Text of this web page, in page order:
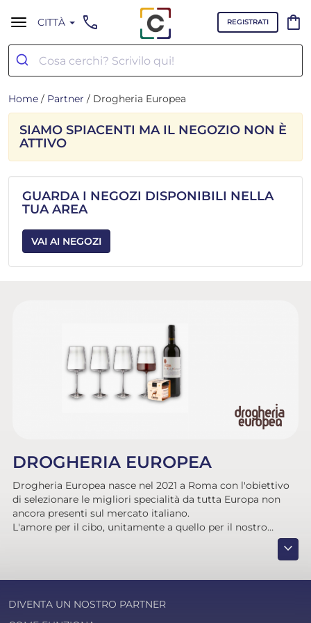
CITTÀ call REGISTRATI shopping_bag
Home / Partner / Drogheria Europea
SIAMO SPIACENTI MA IL NEGOZIO NON È
ATTIVO
GUARDA I NEGOZI DISPONIBILI NELLA
TUA AREA
VAI AI NEGOZI
DROGHERIA EUROPEA
Drogheria Europea nasce nel 2021 a Roma con l'obiettivo
di selezionare le migliori specialità da tutta Europa non
ancora presenti sul mercato italiano.
L'amore per il cibo, unitamente a quello per il nostro
prodotti premium, nati per stupire il consumatore. Qualità
tralasciare la sostenibilità, sono infatti i driver che ci
Crediamo molto nella responsabilità sociale che ogni
expand_more
DIVENTA UN NOSTRO PARTNER